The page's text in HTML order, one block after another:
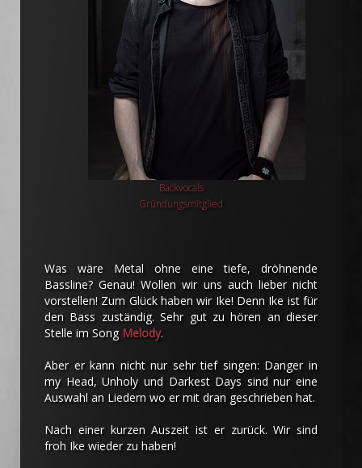
Backvocals
Gründungsmitglied
Was wäre Metal ohne eine tiefe, dröhnende
Bassline? Genau! Wollen wir uns auch lieber nicht
vorstellen! Zum Glück haben wir Ike! Denn Ike ist für
den Bass zuständig. Sehr gut zu hören an dieser
Stelle im Song Melody.
Aber er kann nicht nur sehr tief singen: Danger in
my Head, Unholy und Darkest Days sind nur eine
Auswahl an Liedern wo er mit dran geschrieben hat.
Nach einer kurzen Auszeit ist er zurück. Wir sind
froh Ike wieder zu haben!